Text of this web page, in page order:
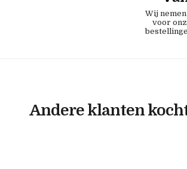
Wij
voor
Andere klanten